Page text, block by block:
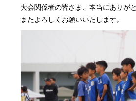
大会関係者の皆さま、本当にありが
またよろしくお願いいたします。